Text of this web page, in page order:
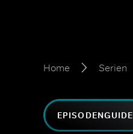
Home Serien
EPISODENGUIDE